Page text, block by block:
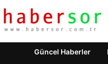
Güncel Haberler